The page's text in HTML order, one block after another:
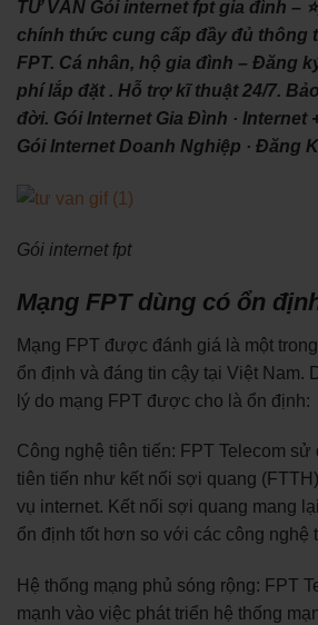
TƯ VẤN Gói internet fpt gia đình –
chính thức cung cấp đầy đủ thông
FPT. Cá nhân, hộ gia đình – Đăng
phí lắp đặt . Hỗ trợ kĩ thuật 24/7.
đời. ‎Gói Internet Gia Đình · ‎Internet
‎Gói Internet Doanh Nghiệp · ‎Đăng
Gói internet fpt
Mạng FPT dùng có ổn
Mạng FPT được đánh giá là một
ổn định và đáng tin cậy tại Việt Nam.
lý do mạng FPT được cho là ổn định:
Công nghệ tiên tiến: FPT Telecom sử
tiên tiến như kết nối sợi quang
vụ internet. Kết nối sợi quang mang
ổn định tốt hơn so với các công nghệ
Hệ thống mạng phủ sóng rộng: FPT
mạnh vào việc phát triển hệ thống